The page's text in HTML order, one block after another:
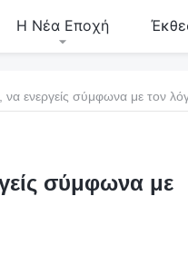
Η Νέα Εποχή
σύμφωνα με